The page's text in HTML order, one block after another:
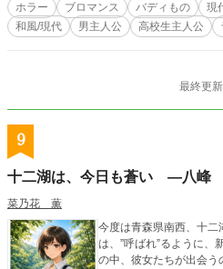
ホラー ブロマンス バディもの 現
和風/現代
男主人公 高校生主人公
最終更
9
十二湖は、今日も蒼い ―八
菜乃花 薫
今度は青森県南西、十二湖が舞台。 八峰
は、”呼ばれ”るように、新たな謎
の中、彼女たちが出会うのは一体